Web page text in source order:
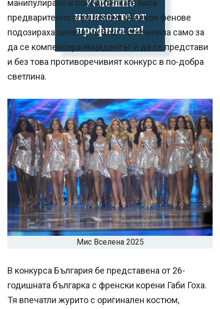
излязохте от
профила си!
манипулирано и победителката била
предварително определена. И някои фенове
подозираха онлайн, че Бош е спечелила само за
да се компенсира инцидентът и да се представи
и без това противоречивият конкурс в по-добра
светлина.
Мис Вселена 2025
В конкурса България бе представена от 26-
годишната българка с френски корени Габи Гоха.
Тя впечатли журито с оригинален костюм,